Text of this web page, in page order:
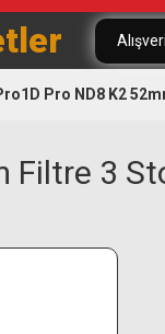
Pro ND8 K2
Filtre 3